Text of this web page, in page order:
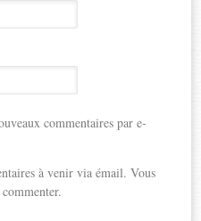
commentaires par e-
à venir via émail. Vous
commenter.